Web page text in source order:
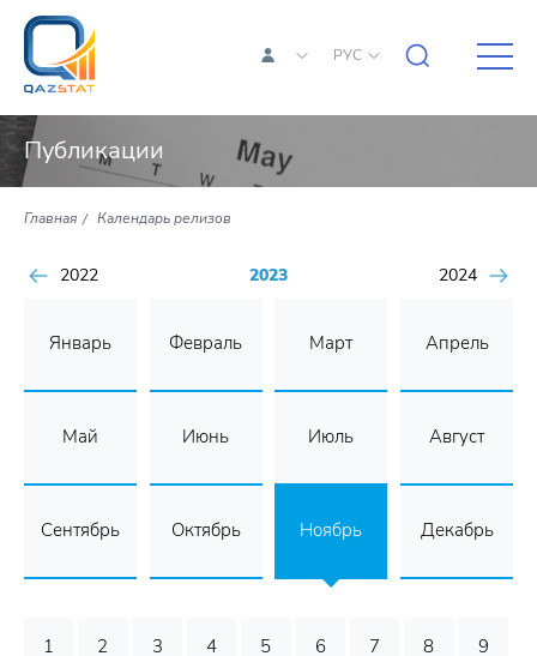
РУС
Публикации
Главная Календарь релизов
2022 2023 2024
Январь Февраль Март Апрель
Май Июнь Июль Август
Сентябрь Октябрь Ноябрь Декабрь
1 2 3 4 5 6 7 8 9